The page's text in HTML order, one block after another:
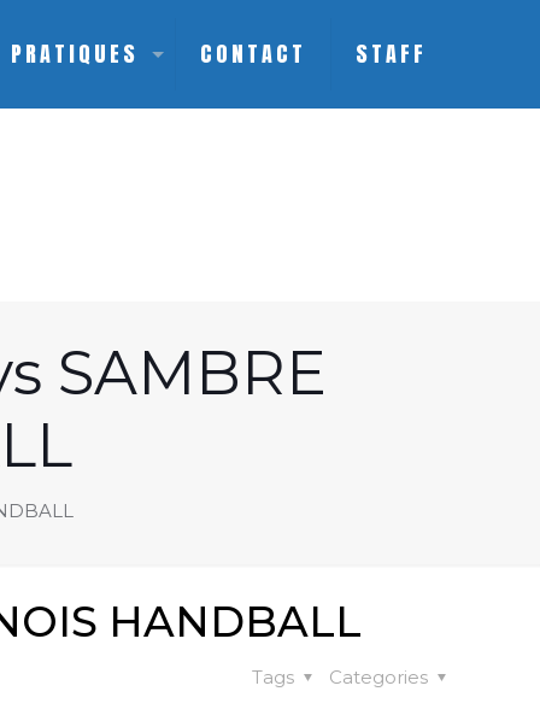
PRATIQUES CONTACT STAFF
SAMBRE
HANDBALL
Categories
Tags